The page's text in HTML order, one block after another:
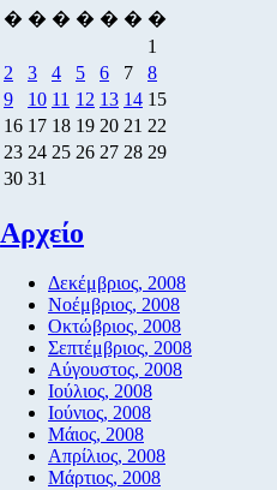
� � � � � � �
1
2
3 4 5 6 7
8
9
10 11 12 13 14 15
16 17 18 19 20 21 22
23 24 25 26 27 28 29
30 31
Αρχείο
Δεκέμβριος, 2008
Νοέμβριος, 2008
Οκτώβριος, 2008
Σεπτέμβριος, 2008
Αύγουστος, 2008
Ιούλιος, 2008
Ιούνιος, 2008
Μάιος, 2008
Απρίλιος, 2008
Μάρτιος, 2008